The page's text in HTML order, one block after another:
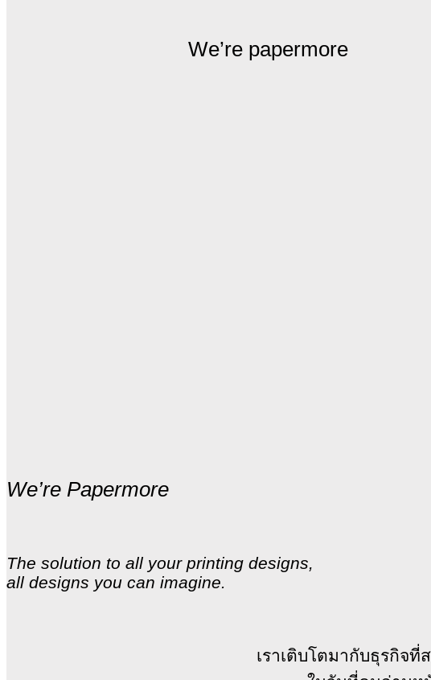
We’re papermore
We’re Papermore
The solution to all your printing designs,
all designs you can imagine.
เราเติบโตมากับธุรกิจ